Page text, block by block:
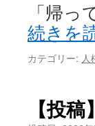
「帰っ
続きを
カテゴリー: 人
【投